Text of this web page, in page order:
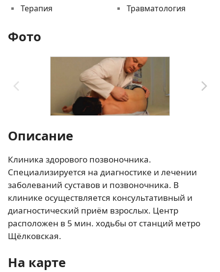
Терапия
Травматология
Фото
Описание
Клиника здорового позвоночника.
Специализируется на диагностике и лечении
заболеваний суставов и позвоночника. В
клинике осуществляется консультативный и
диагностический приём взрослых. Центр
расположен в 5 мин. ходьбы от станций метро
Щёлковская.
На карте